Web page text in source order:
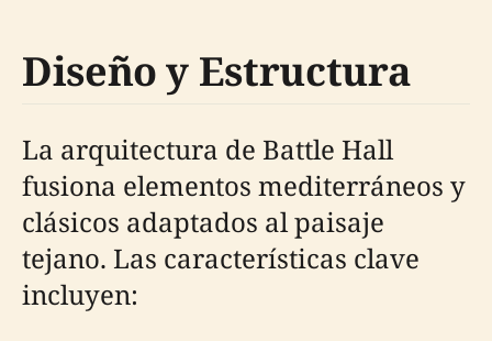
Diseño y Estructura
La arquitectura de Battle Hall
fusiona elementos mediterráneos y
clásicos adaptados al paisaje
tejano. Las características clave
incluyen: